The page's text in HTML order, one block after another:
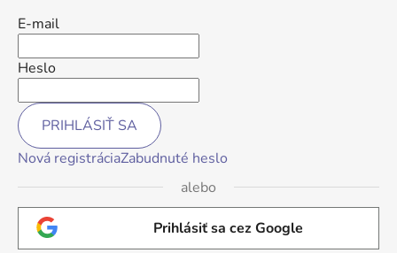
E-mail
Heslo
PRIHLÁSIŤ SA
Nová registráciaZabudnuté heslo
alebo
Prihlásiť sa cez Google